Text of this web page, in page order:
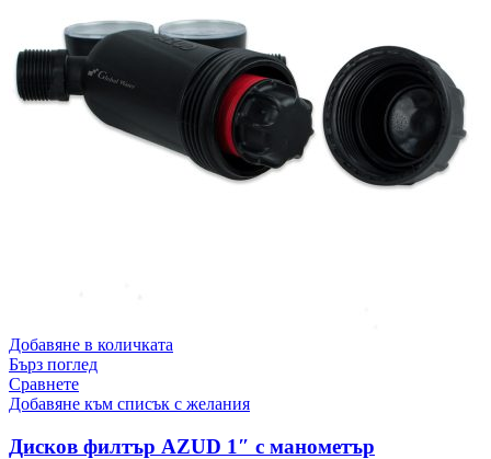
Добавяне в количката
Бърз поглед
Сравнете
Добавяне към списък с желания
Дисков филтър AZUD 1″ с манометър